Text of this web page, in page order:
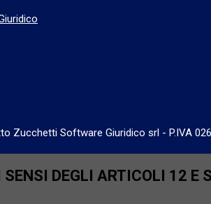
Zucchetti Software Giuridico srl - P.IVA
DEGLI ARTICOLI 12